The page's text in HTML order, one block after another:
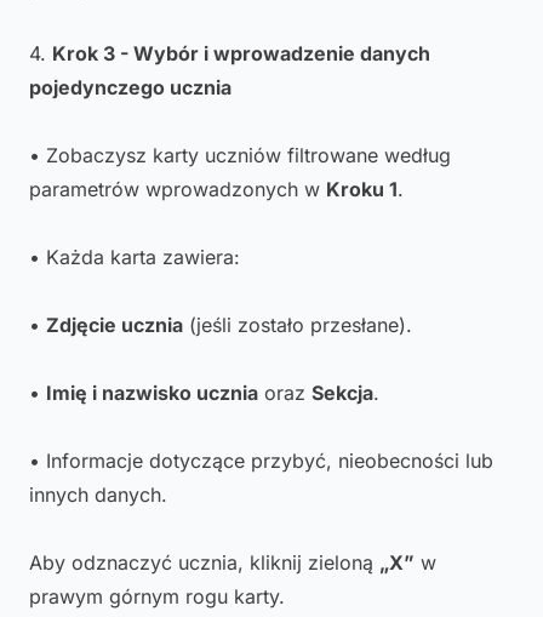
4. Krok 3 - Wybór i wprowadzenie danych
pojedynczego ucznia
• Zobaczysz karty uczniów filtrowane według
parametrów wprowadzonych w Kroku 1.
• Każda karta zawiera:
• Zdjęcie ucznia (jeśli zostało przesłane).
• Imię i nazwisko ucznia oraz Sekcja.
• Informacje dotyczące przybyć, nieobecności lub
innych danych.
Aby odznaczyć ucznia, kliknij zieloną „X” w
prawym górnym rogu karty.